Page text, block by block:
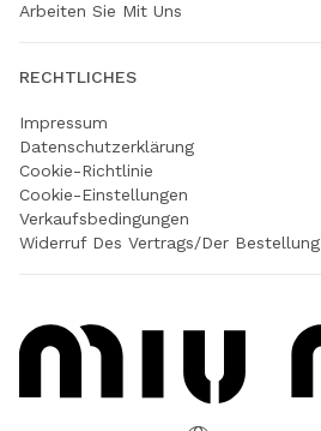
Arbeiten Sie Mit Uns
RECHTLICHES
Impressum
Datenschutzerklärung
Cookie-Richtlinie
Cookie-Einstellungen
Verkaufsbedingungen
Widerruf Des Vertrags/der Bestellung